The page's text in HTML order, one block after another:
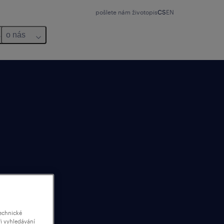
pošlete nám životopisCSEN
o nás
vyhledávání